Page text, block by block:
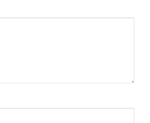
with Bitvavo